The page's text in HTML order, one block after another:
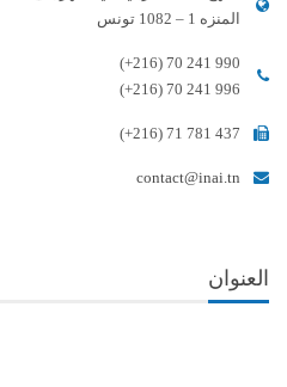
المنزه 1 – 1082 تونس
(+216) 70 241 990
(+216) 70 241 996
(+216) 71 781 437
contact@inai.tn
العنوان